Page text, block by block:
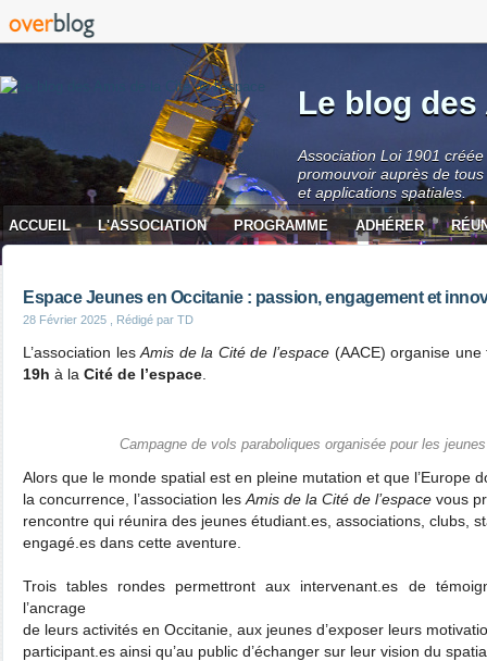
Le blog
Association Loi 1901
promouvoir auprès de
et applications spatiales.
ACCUEIL L'ASSOCIATION PROGRAMME ADHÉRER
Espace Jeunes en Occitanie : passion, engagement et
28 Février 2025 , Rédigé par TD
L’association lesAmis de la Cité de l’espace(AACE) organise
19h à la Cité de l’espace
Campagne de vols paraboliques organisée pour les
Alors que le monde spatial est en pleine mutation et que l’Europe
la concurrence, l’association les Amis de la Cité de l’espace vous
rencontre qui réunira des jeunes étudiant.es, associations, clubs,
engagé.es dans cette aventure.
Trois tables rondes permettront aux intervenant.es de
l’ancrage
de leurs activités en Occitanie, aux jeunes d’exposer leurs
participant.es ainsi qu’au public d’échanger sur leur vision du